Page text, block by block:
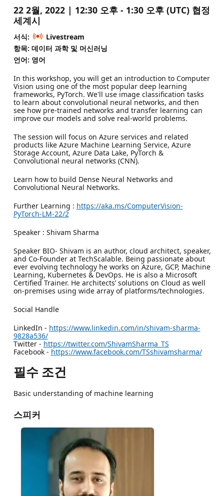
22 2월, 2022 | 12:30 오후 - 1:30 오후 (UTC) 협정
세계시
서식:
Livestream
항목: 데이터 과학 및 머신러닝
언어: 영어
In this workshop, you will get an introduction to Computer
Vision using one of the most popular deep learning
frameworks, PyTorch. We'll use image classification tasks
to learn about convolutional neural networks, and then
see how pre-trained networks and transfer learning can
improve our models and solve real-world problems.
The session will focus on Azure services and related
products like Azure Machine Learning Service, Azure
Storage Account, Azure Data Lake, PyTorch &
Convolutional neural networks (CNN).
Learn how to build Dense Neural Networks and
Convolutional Neural Networks.
Further Learning : https://aka.ms/ComputerVision-
PyTorch-LM-22/2
Speaker : Shivam Sharma
Speaker BIO- Shivam is an author, cloud architect, speaker,
and Co-Founder at TechScalable. Being passionate about
ever evolving technology he works on Azure, GCP, Machine
Learning, Kubernetes & DevOps. He is also a Microsoft
Certified Trainer. He architects’ solutions on Cloud as well
on-premises using wide array of platforms/technologies.
Social Handle
LinkedIn - https://www.linkedin.com/in/shivam-sharma-
9828a536/
Twitter - https://twitter.com/ShivamSharma_TS
Facebook - https://www.facebook.com/TSshivamsharma/
필수 조건
Basic understanding of machine learning
스피커